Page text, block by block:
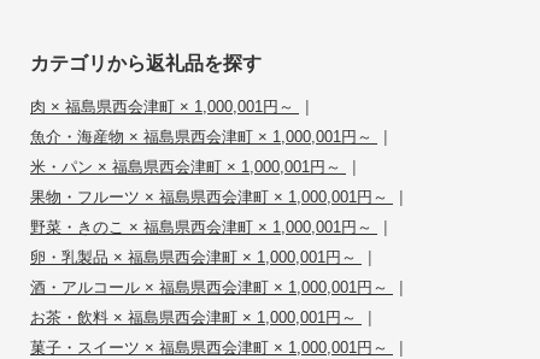
カテゴリから返礼品を探す
肉 × 福島県西会津町 × 1,000,001円～ |
魚介・海産物 × 福島県西会津町 × 1,000,001円～ |
米・パン × 福島県西会津町 × 1,000,001円～ |
果物・フルーツ × 福島県西会津町 × 1,000,001円～ |
野菜・きのこ × 福島県西会津町 × 1,000,001円～ |
卵・乳製品 × 福島県西会津町 × 1,000,001円～ |
酒・アルコール × 福島県西会津町 × 1,000,001円～ |
お茶・飲料 × 福島県西会津町 × 1,000,001円～ |
菓子・スイーツ × 福島県西会津町 × 1,000,001円～ |